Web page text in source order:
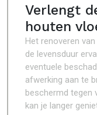
Verlengt
houten
Het renoveren
de levensduur
eventuele
afwerking aan te
beschermd tegen
kan je langer